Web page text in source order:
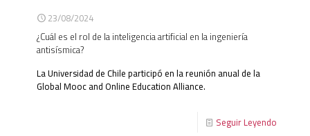
23/08/2024
¿Cuál es el rol de la inteligencia artificial en la ingeniería
antisísmica?
La Universidad de Chile participó en la reunión anual de la
Global Mooc and Online Education Alliance.
Seguir Leyendo